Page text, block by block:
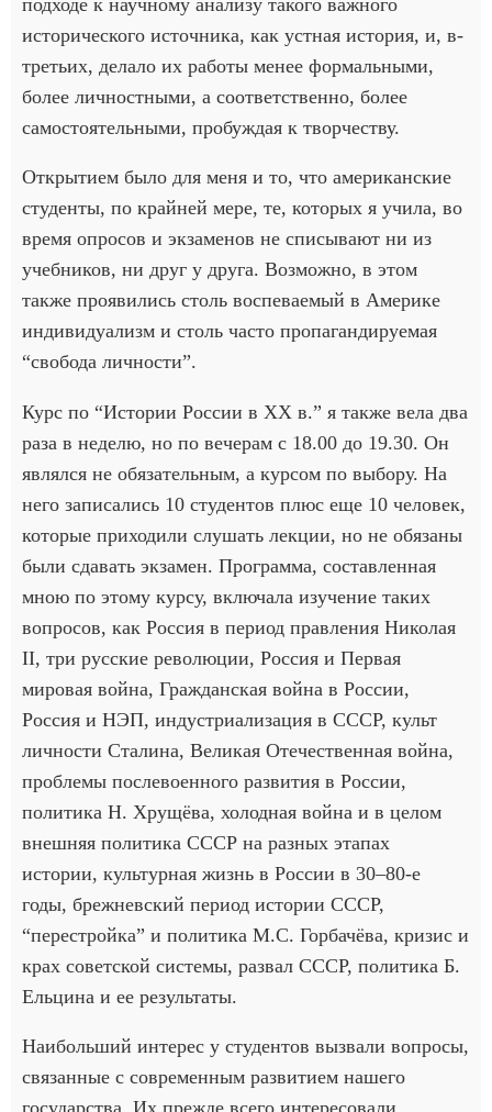
исторического источника, как устная история, и, в-
третьих, делало их работы менее формальными,
более личностными, а соответственно, более
самостоятельными, пробуждая к творчеству.
Открытием было для меня и то, что американские
студенты, по крайней мере, те, которых я учила, во
время опросов и экзаменов не списывают ни из
учебников, ни друг у друга. Возможно, в этом
также проявились столь воспеваемый в Америке
индивидуализм и столь часто пропагандируемая
“свобода личности”.
Курс по “Истории России в XX в.” я также вела два
раза в неделю, но по вечерам с 18.00 до 19.30. Он
являлся не обязательным, а курсом по выбору. На
него записались 10 студентов плюс еще 10 человек,
которые приходили слушать лекции, но не обязаны
были сдавать экзамен. Программа, составленная
мною по этому курсу, включала изучение таких
вопросов, как Россия в период правления Николая
II, три русские революции, Россия и Первая
мировая война, Гражданская война в России,
Россия и НЭП, индустриализация в СССР, культ
личности Сталина, Великая Отечественная война,
проблемы послевоенного развития в России,
политика Н. Хрущёва, холодная война и в целом
внешняя политика СССР на разных этапах
истории, культурная жизнь в России в 30–80-е
годы, брежневский период истории СССР,
“перестройка” и политика М.С. Горбачёва, кризис и
крах советской системы, развал СССР, политика Б.
Ельцина и ее результаты.
Наибольший интерес у студентов вызвали вопросы,
связанные с современным развитием нашего